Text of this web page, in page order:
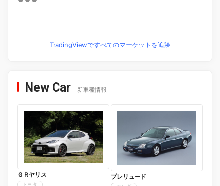
TradingViewですべてのマーケットを追跡
New Car 新車種情報
ＧＲヤリス
トヨタ
プレリュード